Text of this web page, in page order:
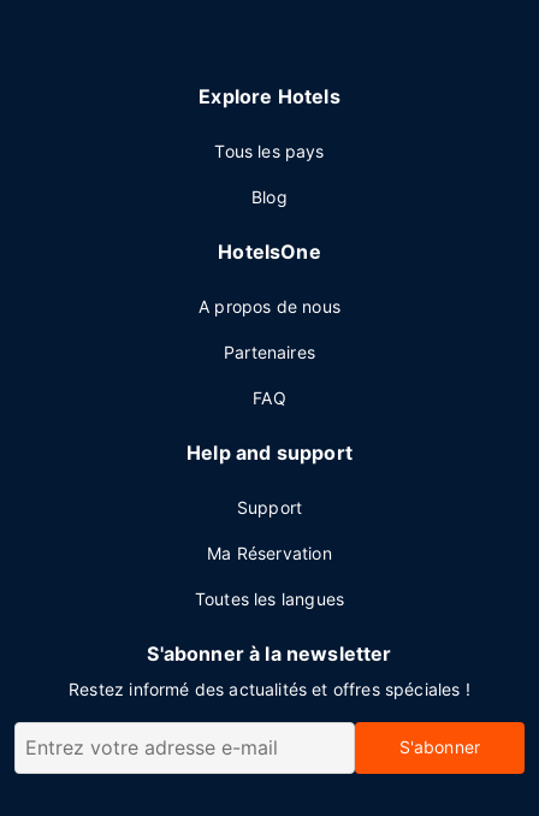
Explore Hotels
Tous les pays
Blog
HotelsOne
A propos de nous
Partenaires
FAQ
Help and support
Support
Ma Réservation
Toutes les langues
S'abonner à la newsletter
Restez informé des actualités et offres spéciales !
S'abonner